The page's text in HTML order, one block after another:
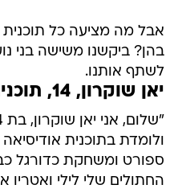
אבל מה מציעה כל תוכנית
בהן? ביקשנו משישה בני
לשתף אותנו.
יאן שוקרון, 14, תוכנית אודיסיאה
ולומדת בתוכנית
ספורט ומשחקת כדורגל
החתולים שלי לילי ואטריו